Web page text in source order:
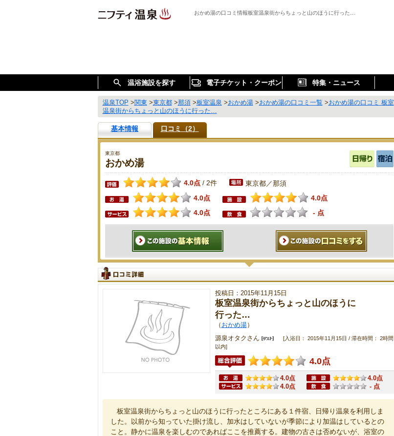
おかめ湯の口コミ情報板室温泉街からちょっと山のほうに行った…
温浴施設を探す 電子チケット・クーポン 特集・ニュース
温泉TOP >関東 >東京都>那須>板室温泉 >おかめ湯>おかめ湯の口コミ一覧 >おかめ湯の口コミ 板室
温泉街からちょっと山のほうに行った…
基本情報 口コミ（2）
東京都
おかめ湯
4.0点 / 2件 東京都／那須
4.0点
4.0点
4.0点
- 点
投稿日：2015年11月15日
板室温泉街からちょっと山のほうに
行った…
（ おかめ湯）
源泉オタクさん
[入浴日： 2015年11月15日 / 滞在時間： 2時間
以内]
4.0点
4.0点
4.0点
4.0点
- 点
板室温泉街からちょっと山のほうに行ったところにある１件宿、日帰り温泉を利用しま
した。以前から知っていた掛け流し、加水はしていないが季節により加温はしているとの
こと。静かに温泉を楽しむのであればここを推薦する。建物の古さは否めないが、浴室の